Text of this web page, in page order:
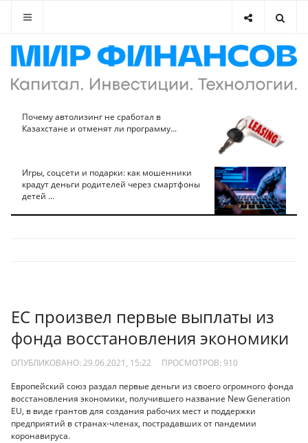
Почему автолизинг не сработал в
Казахстане и отменят ли программу...
Игры, соцсети и подарки: как мошенники
крадут деньги родителей через смартфоны
детей ...
ЕС произвел первые выплаты из
фонда восстановления экономики
ОПУБЛИКОВАНО: 29.06.2021, 15:22 ПРОСМОТРОВ: 910
Европейский союз раздал первые деньги из своего огромного фонда
восстановления экономики, получившего название New Generation
EU, в виде грантов для создания рабочих мест и поддержки
предприятий в странах-членах, пострадавших от пандемии
коронавируса.